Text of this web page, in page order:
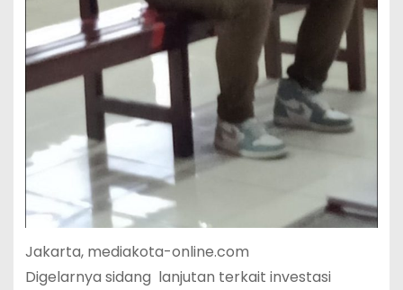
Jakarta, mediakota-online.com
Digelarnya sidang lanjutan terkait investasi